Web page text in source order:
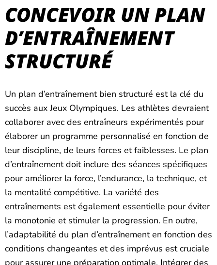
CONCEVOIR UN PLAN
D’ENTRAÎNEMENT
STRUCTURÉ
Un plan d’entraînement bien structuré est la clé du
succès aux Jeux Olympiques. Les athlètes devraient
collaborer avec des entraîneurs expérimentés pour
élaborer un programme personnalisé en fonction de
leur discipline, de leurs forces et faiblesses. Le plan
d’entraînement doit inclure des séances spécifiques
pour améliorer la force, l’endurance, la technique, et
la mentalité compétitive. La variété des
entraînements est également essentielle pour éviter
la monotonie et stimuler la progression. En outre,
l’adaptabilité du plan d’entraînement en fonction des
conditions changeantes et des imprévus est cruciale
pour assurer une préparation optimale. Intégrer des